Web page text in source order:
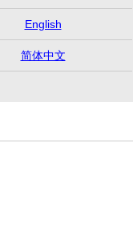
English
简体中文